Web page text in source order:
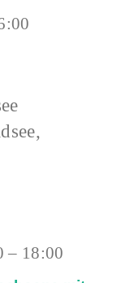
– 18:00